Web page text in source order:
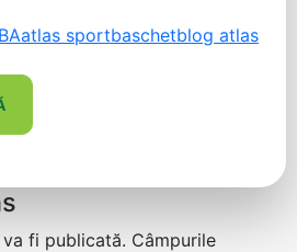
atlas sportbaschetblog atlas
fi publicată. Câmpurile